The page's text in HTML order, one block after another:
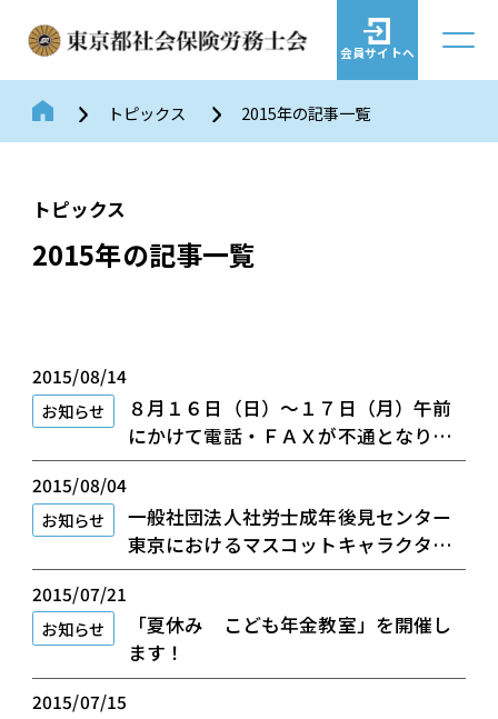
会員サイトへ
トピックス 2015年の記事一覧
トピックス
2015年の記事一覧
2015/08/14
お知らせ
８月１６日（日）～１７日（月）午前
にかけて電話・ＦＡＸが不通となりま
す
2015/08/04
お知らせ
一般社団法人社労士成年後見センター
東京におけるマスコットキャラクター
募集について
2015/07/21
お知らせ
「夏休み こども年金教室」を開催し
ます！
2015/07/15